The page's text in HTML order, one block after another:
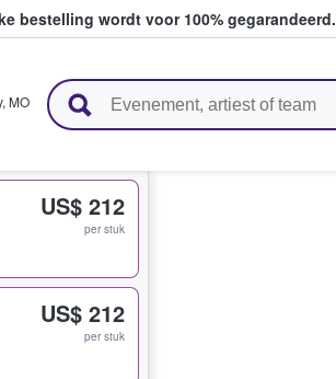
bestelling wordt voor 100% gegarandeerd.
, MO
US$ 212
per stuk
US$ 212
per stuk